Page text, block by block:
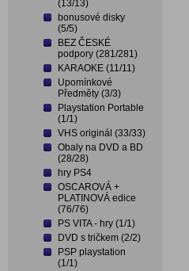
(13/13)
bonusové disky
(5/5)
BEZ ČESKÉ
podpory (281/281)
KARAOKE (11/11)
Upomínkové
Předměty (3/3)
Playstation Portable
(1/1)
VHS originál (33/33)
Obaly na DVD a BD
(28/28)
hry PS4
OSCAROVÁ +
PLATINOVÁ edice
(76/76)
PS VITA - hry (1/1)
DVD s tričkem (2/2)
PSP playstation
(1/1)